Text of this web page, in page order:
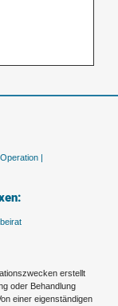
|
erstellt
oder Behandlung
einer eigenständigen